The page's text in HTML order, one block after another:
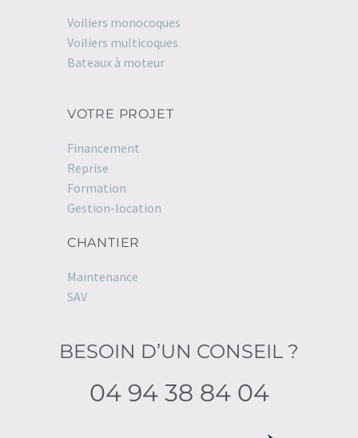
Voiliers monocoques
Voiliers multicoques
Bateaux à moteur
VOTRE PROJET
Financement
Reprise
Formation
Gestion-location
CHANTIER
Maintenance
SAV
BESOIN D’UN CONSEIL ?
04 94 38 84 04